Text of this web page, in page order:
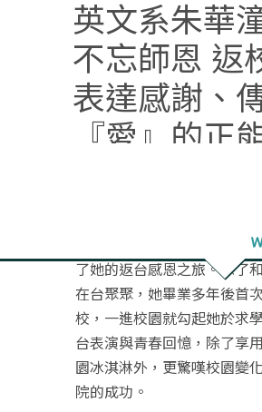
英文系朱華
不忘師恩 返
表達感謝、
『愛』的正
歡聚年，英文系第一屆朱華
了她的返台感恩之旅。除了
在台聚聚，她畢業多年後首
校，一進校園就勾起她於求
台表演與青春回憶，除了享
園冰淇淋外，更驚嘆校園變
院的成功。